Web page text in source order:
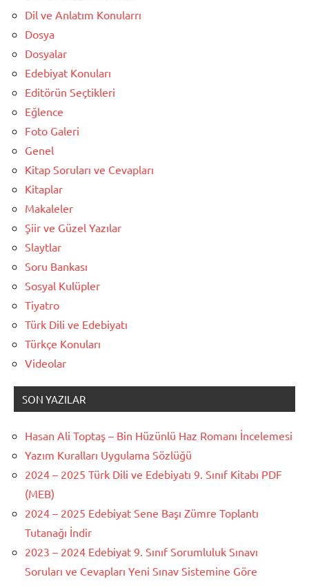
Dil ve Anlatım Konularrı
Dosya
Dosyalar
Edebiyat Konuları
Editörün Seçtikleri
Eğlence
Foto Galeri
Genel
Kitap Soruları ve Cevapları
Kitaplar
Makaleler
Şiir ve Güzel Yazılar
Slaytlar
Soru Bankası
Sosyal Kulüpler
Tiyatro
Türk Dili ve Edebiyatı
Türkçe Konuları
Videolar
SON YAZILAR
Hasan Ali Toptaş – Bin Hüzünlü Haz Romanı İncelemesi
Yazım Kuralları Uygulama Sözlüğü
2024 – 2025 Türk Dili ve Edebiyatı 9. Sınıf Kitabı PDF
(MEB)
2024 – 2025 Edebiyat Sene Başı Zümre Toplantı
Tutanağı İndir
2023 – 2024 Edebiyat 9. Sınıf Sorumluluk Sınavı
Soruları ve Cevapları Yeni Sınav Sistemine Göre